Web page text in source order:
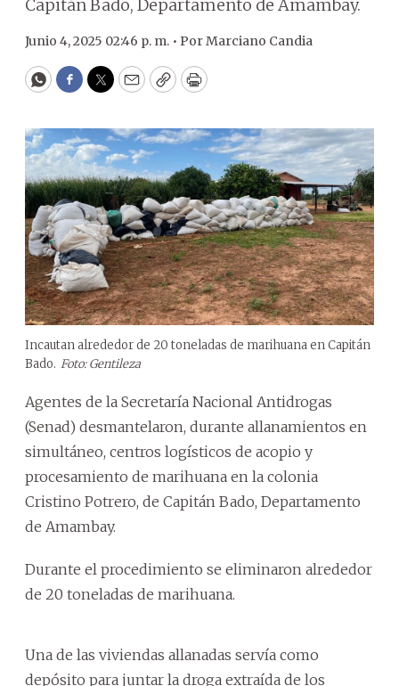
Capitán Bado, Departamento de Amambay.
Junio 4, 2025 02:46 p. m. • PorMarciano Candia
WhatsApp
Facebook
Twitter
EmailCopyPrint
Incautan alrededor de 20 toneladas de marihuana en Capitán
Bado. Foto: Gentileza
Agentes de la Secretaría Nacional Antidrogas
(Senad) desmantelaron, durante allanamientos en
simultáneo, centros logísticos de acopio y
procesamiento de marihuana en la colonia
Cristino Potrero, de Capitán Bado, Departamento
de Amambay.
Durante el procedimiento se eliminaron alrededor
de 20 toneladas de marihuana.
Una de las viviendas allanadas servía como
depósito para juntar la droga extraída de los